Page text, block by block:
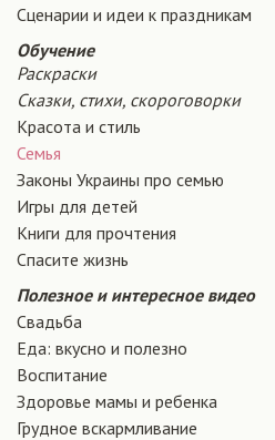
Сценарии и идеи к праздникам
Обучение
Раскраски
Сказки, стихи, скороговорки
Красота и стиль
Семья
Законы Украины про семью
Игры для детей
Книги для прочтения
Спасите жизнь
Полезное и интересное видео
Свадьба
Еда: вкусно и полезно
Воспитание
Здоровье мамы и ребенка
Грудное вскармливание